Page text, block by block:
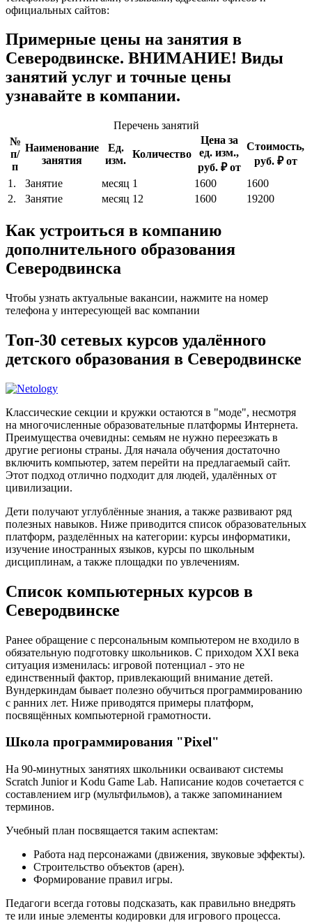
официальных сайтов:
Примерные цены на занятия в
Северодвинске. ВНИМАНИЕ! Виды
занятий услуг и точные цены
узнавайте в компании.
Перечень занятий
№
п/
п
Наименование
занятия
Ед.
изм.
Количество
Цена за
ед. изм.,
руб. ₽ от
Стоимость,
руб. ₽ от
1.
Занятие месяц 1 1600
1600
2.
Занятие месяц 12 1600 19200
Как устроиться в компанию
дополнительного образования
Северодвинска
Чтобы узнать актуальные вакансии, нажмите на номер
телефона у интересующей вас компании
Топ-30 сетевых курсов удалённого
детского образования в Северодвинске
Классические секции и кружки остаются в "моде", несмотря
на многочисленные образовательные платформы Интернета.
Преимущества очевидны: семьям не нужно переезжать в
другие регионы страны. Для начала обучения достаточно
включить компьютер, затем перейти на предлагаемый сайт.
Этот подход отлично подходит для людей, удалённых от
цивилизации.
Дети получают углублённые знания, а также развивают ряд
полезных навыков. Ниже приводится список образовательных
платформ, разделённых на категории: курсы информатики,
изучение иностранных языков, курсы по школьным
дисциплинам, а также площадки по увлечениям.
Список компьютерных курсов в
Северодвинске
Ранее обращение с персональным компьютером не входило в
обязательную подготовку школьников. С приходом XXI века
ситуация изменилась: игровой потенциал - это не
единственный фактор, привлекающий внимание детей.
Вундеркиндам бывает полезно обучиться программированию
с ранних лет. Ниже приводятся примеры платформ,
посвящённых компьютерной грамотности.
Школа программирования "Pixel"
На 90-минутных занятиях школьники осваивают системы
Scratch Junior и Kodu Game Lab. Написание кодов сочетается с
составлением игр (мультфильмов), а также запоминанием
терминов.
Учебный план посвящается таким аспектам:
Работа над персонажами (движения, звуковые эффекты).
Строительство объектов (арен).
Формирование правил игры.
Педагоги всегда готовы подсказать, как правильно внедрять
те или иные элементы кодировки для игрового процесса.